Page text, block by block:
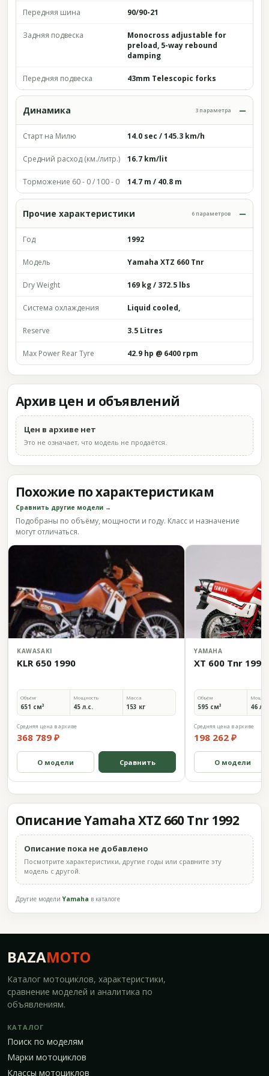
Передняя шина 90/90-21
Задняя подвеска
Monocross adjustable for
preload, 5-way rebound
damping
Передняя подвеска 43mm Telescopic forks
Динамика 3 параметра
Старт на Милю 14.0 sec / 145.3 km/h
Средний расход (км./литр.) 16.7 km/lit
Торможение 60 - 0 / 100 - 0 14.7 m / 40.8 m
Прочие характеристики 6 параметров
Год 1992
Модель Yamaha XTZ 660 Tnr
Dry Weight 169 kg / 372.5 lbs
Система охлаждения Liquid cooled,
Reserve 3.5 Litres
Max Power Rear Tyre 42.9 hp @ 6400 rpm
Архив цен и объявлений
Цен в архиве нет
Это не означает, что модель не продаётся.
Похожие по характеристикам
Сравнить другие модели →
Подобраны по объёму, мощности и году. Класс и назначение
могут отличаться.
KAWASAKI
KLR 650 1990
Объём
651 см³
Мощность
45 л.с.
Масса
153 кг
Средняя цена в архиве
368 789 ₽
О модели Сравнить
YAMAHA
XT 600 Tnr 1990
Объём
595 см³ 46
Средняя цена в архиве
198 262 ₽
О модели
Описание Yamaha XTZ 660 Tnr 1992
Описание пока не добавлено
Посмотрите характеристики, другие годы или сравните эту
модель с другой.
Другие моделиYamaha в каталоге
BAZAMOTO
Каталог мотоциклов, характеристики,
сравнение моделей и аналитика по
объявлениям.
КАТАЛОГ
Поиск по моделям
Марки мотоциклов
Классы мотоциклов